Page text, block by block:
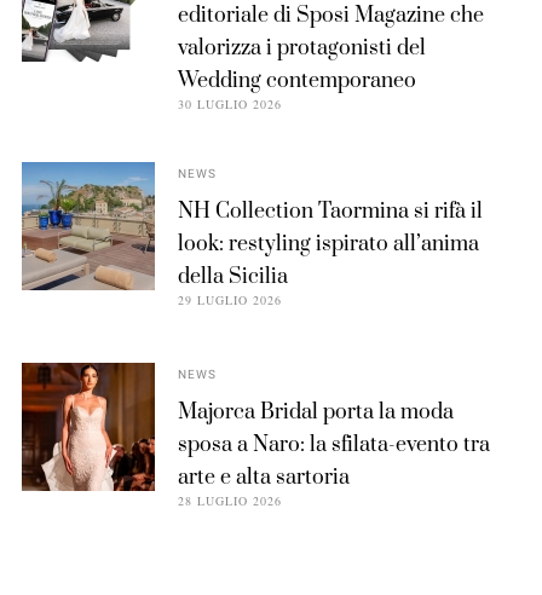
editoriale di Sposi Magazine che
valorizza i protagonisti del
Wedding contemporaneo
30 LUGLIO 2026
NEWS
NH Collection Taormina si rifà il
look: restyling ispirato all’anima
della Sicilia
29 LUGLIO 2026
NEWS
Majorca Bridal porta la moda
sposa a Naro: la sfilata-evento tra
arte e alta sartoria
28 LUGLIO 2026